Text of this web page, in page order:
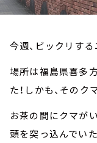
今週、ビックリす
場所は福島県喜多
た！しかも、その
お茶の間にクマが
頭を突っ込んでい